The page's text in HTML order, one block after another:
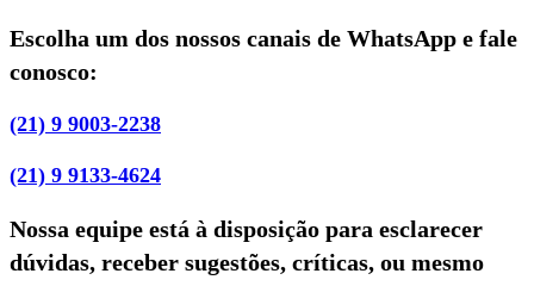
Escolha um dos nossos canais de WhatsApp e fale
conosco:
(21) 9 9003-2238
(21) 9 9133-4624
Nossa equipe está à disposição para esclarecer
dúvidas, receber sugestões, críticas, ou mesmo